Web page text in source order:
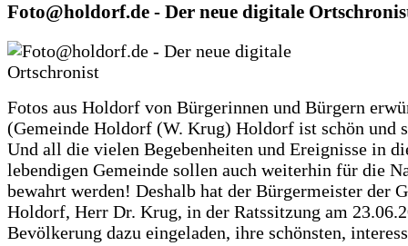
Foto@holdorf.de - Der neue digitale
Fotos aus Holdorf von Bürgerinnen und Bürgern
(Gemeinde Holdorf (W. Krug) Holdorf ist schön und
Und all die vielen Begebenheiten und Ereignisse in
lebendigen Gemeinde sollen auch weiterhin für die
bewahrt werden! Deshalb hat der Bürgermeister der
Holdorf, Herr Dr. Krug, in der Ratssitzung am
Bevölkerung dazu eingeladen, ihre schönsten,